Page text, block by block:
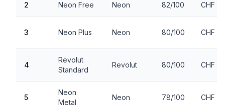
2 Neon Free Neon 82/100 CHF 0
3 Neon Plus Neon 80/100 CHF 24
4
Revolut
Standard
Revolut 80/100 CHF 0
5
Neon
Metal
Neon 78/100 CHF